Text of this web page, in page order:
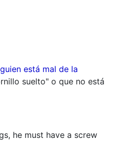
está mal de la
suelto" o que no está
he must have a screw